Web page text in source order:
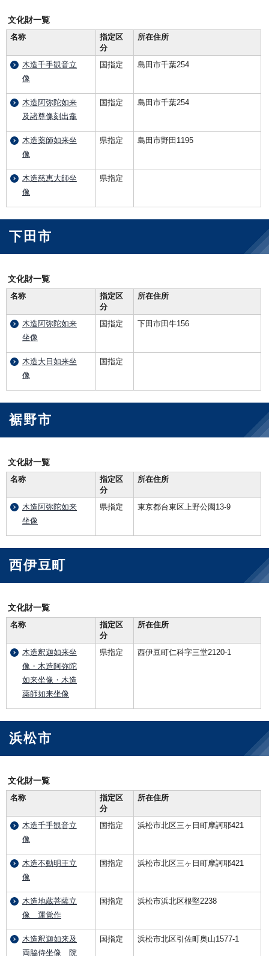
文化財一覧
名称
指定区
分
所在住所
木造千手観音立
像
国指定 島田市千葉254
木造阿弥陀如来
及諸尊像刻出龕
国指定 島田市千葉254
木造薬師如来坐
像
県指定 島田市野田1195
木造慈恵大師坐
像
県指定
下田市
文化財一覧
名称
指定区
分
所在住所
木造阿弥陀如来
坐像
国指定 下田市田牛156
木造大日如来坐
像
国指定
裾野市
文化財一覧
名称
指定区
分
所在住所
木造阿弥陀如来
坐像
県指定 東京都台東区上野公園13-9
西伊豆町
文化財一覧
名称
指定区
分
所在住所
木造釈迦如来坐
像・木造阿弥陀
如来坐像・木造
薬師如来坐像
県指定 西伊豆町仁科字三堂2120-1
浜松市
文化財一覧
名称
指定区
分
所在住所
木造千手観音立
像
国指定 浜松市北区三ヶ日町摩訶耶421
木造不動明王立
像
国指定 浜松市北区三ヶ日町摩訶耶421
木造地蔵菩薩立
像 運覚作
国指定 浜松市浜北区根堅2238
木造釈迦如来及
両脇侍坐像 院
国指定 浜松市北区引佐町奥山1577-1